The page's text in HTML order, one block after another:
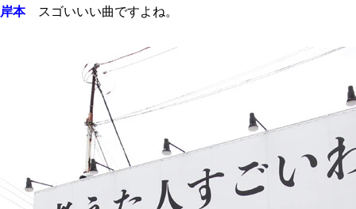
岸本スゴいいい曲ですよね。